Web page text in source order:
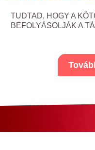
TUDTAD, HOGY A
BEFOLYÁSOLJÁK A